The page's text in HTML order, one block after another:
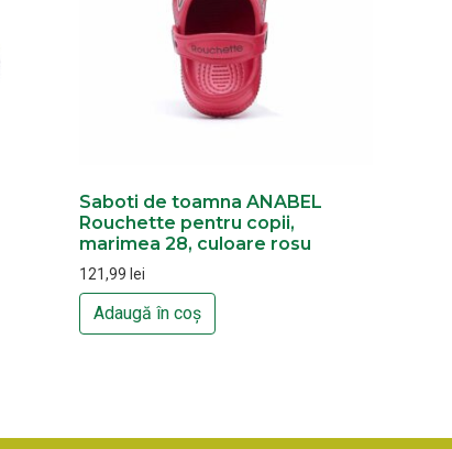
Saboti de toamna ANABEL
Rouchette pentru copii,
marimea 28, culoare rosu
121,99 lei
Adaugă în coș